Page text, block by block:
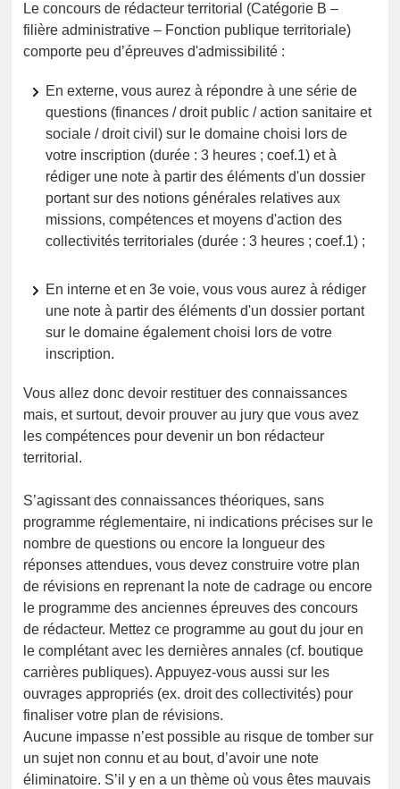
Le concours de rédacteur territorial (Catégorie B –
filière administrative – Fonction publique territoriale)
comporte peu d’épreuves d'admissibilité :
En externe, vous aurez à répondre à une série de
questions (finances / droit public / action sanitaire et
sociale / droit civil) sur le domaine choisi lors de
votre inscription (durée : 3 heures ; coef.1) et à
rédiger une note à partir des éléments d'un dossier
portant sur des notions générales relatives aux
missions, compétences et moyens d'action des
collectivités territoriales (durée : 3 heures ; coef.1) ;
En interne et en 3e voie, vous vous aurez à rédiger
une note à partir des éléments d'un dossier portant
sur le domaine également choisi lors de votre
inscription.
Vous allez donc devoir restituer des connaissances
mais, et surtout, devoir prouver au jury que vous avez
les compétences pour devenir un bon rédacteur
territorial.
S’agissant des connaissances théoriques, sans
programme réglementaire, ni indications précises sur le
nombre de questions ou encore la longueur des
réponses attendues, vous devez construire votre plan
de révisions en reprenant la note de cadrage ou encore
le programme des anciennes épreuves des concours
de rédacteur. Mettez ce programme au gout du jour en
le complétant avec les dernières annales (cf. boutique
carrières publiques). Appuyez-vous aussi sur les
ouvrages appropriés (ex. droit des collectivités) pour
finaliser votre plan de révisions.
Aucune impasse n’est possible au risque de tomber sur
un sujet non connu et au bout, d’avoir une note
éliminatoire. S’il y en a un thème où vous êtes mauvais